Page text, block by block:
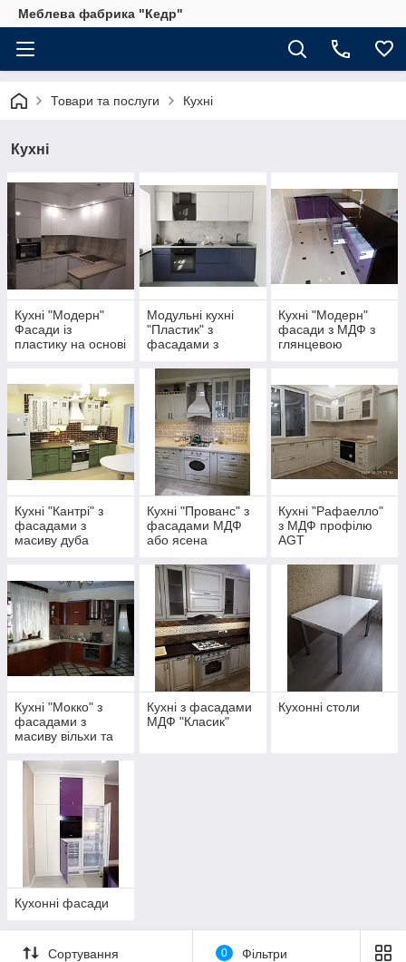
Меблева фабрика "Кедр"
Товари та послуги Кухні
Кухні
Кухні "Модерн"
Фасади із
пластику на основі
Модульні кухні
"Пластик" з
фасадами з
МДФ
Кухні "Модерн"
фасади з МДФ з
глянцевою
Кухні "Кантрі" з
фасадами з
масиву дуба
Кухні "Прованс" з
фасадами МДФ
або ясена
Кухні "Рафаелло"
з МДФ профілю
AGT
Кухні "Мокко" з
фасадами з
масиву вільхи та
шпону
Кухні з фасадами
МДФ "Класик"
Кухонні столи
Кухонні фасади
Сортування 0 Фільтри